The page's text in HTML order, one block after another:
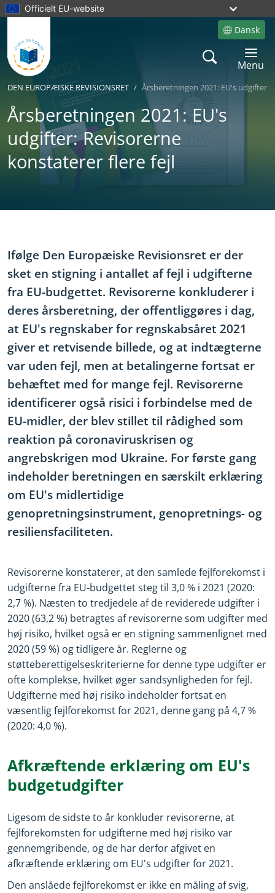
Officielt EU-website
Dansk
Site language
Search
Toggle
Menu
DEN EUROPÆISKE REVISIONSRET Årsberetningen 2021: EU's udgifter:
Årsberetningen 2021: EU's
udgifter: Revisorerne
konstaterer flere fejl
Ifølge Den Europæiske Revisionsret er der
sket en stigning i antallet af fejl i udgifterne
fra EU-budgettet. Revisorerne konkluderer i
deres årsberetning, der offentliggøres i dag,
at EU's regnskaber for regnskabsåret 2021
giver et retvisende billede, og at indtægterne
var uden fejl, men at betalingerne fortsat er
behæftet med for mange fejl. Revisorerne
identificerer også risici i forbindelse med de
EU-midler, der blev stillet til rådighed som
reaktion på coronaviruskrisen og
angrebskrigen mod Ukraine. For første gang
indeholder beretningen en særskilt erklæring
om EU's midlertidige
genopretningsinstrument, genopretnings- og
resiliensfaciliteten.
Revisorerne konstaterer, at den samlede fejlforekomst i
udgifterne fra EU-budgettet steg til 3,0 % i 2021 (2020:
2,7 %). Næsten to tredjedele af de reviderede udgifter i
2020 (63,2 %) betragtes af revisorerne som udgifter med
høj risiko, hvilket også er en stigning sammenlignet med
2020 (59 %) og tidligere år. Reglerne og
støtteberettigelseskriterierne for denne type udgifter er
ofte komplekse, hvilket øger sandsynligheden for fejl.
Udgifterne med høj risiko indeholder fortsat en
væsentlig fejlforekomst for 2021, denne gang på 4,7 %
(2020: 4,0 %).
Afkræftende erklæring om EU's
budgetudgifter
Ligesom de sidste to år konkluder revisorerne, at
fejlforekomsten for udgifterne med høj risiko var
gennemgribende, og de har derfor afgivet en
afkræftende erklæring om EU's udgifter for 2021.
Den anslåede fejlforekomst er ikke en måling af svig,